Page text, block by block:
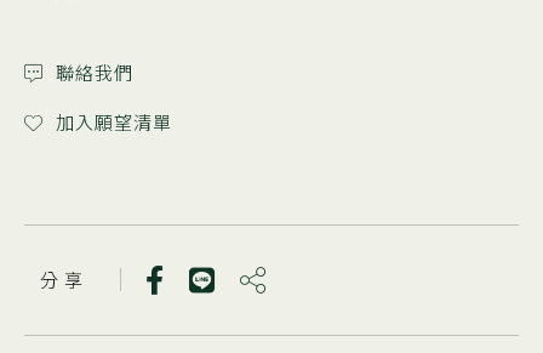
聯絡我們
加入願望清單
分 享